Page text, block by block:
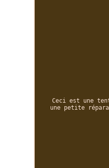
Ceci est une
une petite